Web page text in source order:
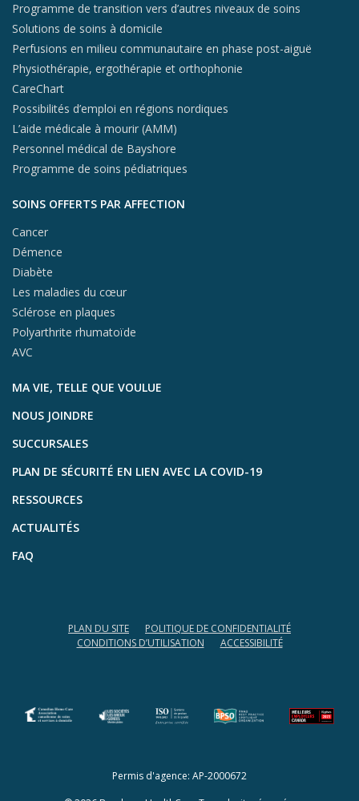
Programme de transition vers d’autres niveaux de soins
Solutions de soins à domicile
Perfusions en milieu communautaire en phase post-aiguë
Physiothérapie, ergothérapie et orthophonie
CareChart
Possibilités d’emploi en régions nordiques
L’aide médicale à mourir (AMM)
Personnel médical de Bayshore
Programme de soins pédiatriques
SOINS OFFERTS PAR AFFECTION
Cancer
Démence
Diabète
Les maladies du cœur
Sclérose en plaques
Polyarthrite rhumatoïde
AVC
MA VIE, TELLE QUE VOULUE
NOUS JOINDRE
SUCCURSALES
PLAN DE SÉCURITÉ EN LIEN AVEC LA COVID-19
RESSOURCES
ACTUALITÉS
FAQ
PLAN DU SITE
POLITIQUE DE CONFIDENTIALITÉ
CONDITIONS D’UTILISATION
ACCESSIBILITÉ
(opens in a new tab)(opens in a new tab)
Permis d'agence: AP-2000672